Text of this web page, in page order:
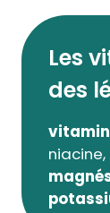
Les
des